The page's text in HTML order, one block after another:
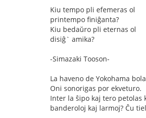
Kiu tempo pli efemeras ol
printempo finiĝanta?
Kiu bedaŭro pli eternas ol
disiĝ` amika?
-Simazaki Tooson-
La haveno de Yokohama
Oni sonorigas por ekveturo.
Inter la ŝipo kaj tero
banderoloj kaj larmoj? Ĉu